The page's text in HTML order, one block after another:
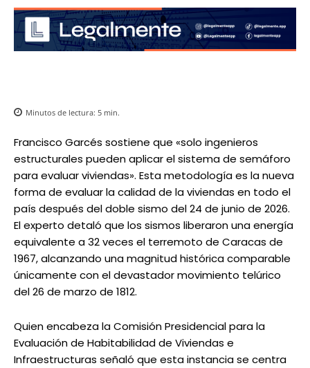
Minutos de lectura: 5 min.
Francisco Garcés sostiene que «solo ingenieros
estructurales pueden aplicar el sistema de semáforo
para evaluar viviendas». Esta metodología es la nueva
forma de evaluar la calidad de la viviendas en todo el
país después del doble sismo del 24 de junio de 2026.
El experto detaló que los sismos liberaron una energía
equivalente a 32 veces el terremoto de Caracas de
1967, alcanzando una magnitud histórica comparable
únicamente con el devastador movimiento telúrico
del 26 de marzo de 1812.
Quien encabeza la Comisión Presidencial para la
Evaluación de Habitabilidad de Viviendas e
Infraestructuras señaló que esta instancia se centra